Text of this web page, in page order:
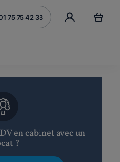
75 75 42 33
en cabinet avec un
?